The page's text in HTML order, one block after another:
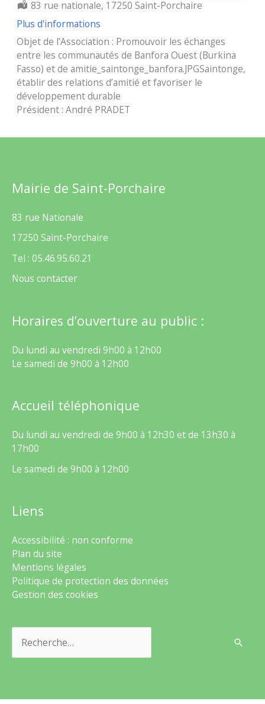
Localisation :
83 rue nationale, 17250 Saint-Porchaire
Plus d'informations
Objet de l’Association : Promouvoir les échanges
entre les communautés de Banfora Ouest (Burkina
Fasso) et de amitie_saintonge_banfora.JPGSaintonge,
établir des relations d’amitié et favoriser le
développement durable
Président : André PRADET
Mairie de Saint-Porchaire
83 rue Nationale
17250 Saint-Porchaire
Tel : 05.46.95.60.21
Nous contacter
Horaires d’ouverture au public :
Du lundi au vendredi 9h00 à 12h00
Le samedi de 9h00 à 12h00
Accueil téléphonique
Du lundi au vendredi de 9h00 à 12h30 et de 13h30 à
17h00
Le samedi de 9h00 à 12h00
Liens
Accessibilité : non conforme
Plan du site
Mentions légales
Politique de protection des données
Gestion des cookies